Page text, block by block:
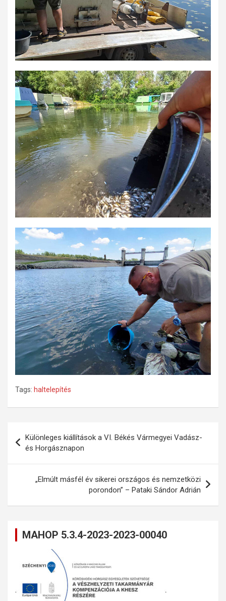
Tags: haltelepítés
navigáció
Különleges kiállítások a VI. Békés Vármegyei Vadász-
és Horgásznapon
„Elmúlt másfél év sikerei országos és nemzetközi
porondon” – Pataki Sándor Adrián
MAHOP 5.3.4-2023-2023-00040